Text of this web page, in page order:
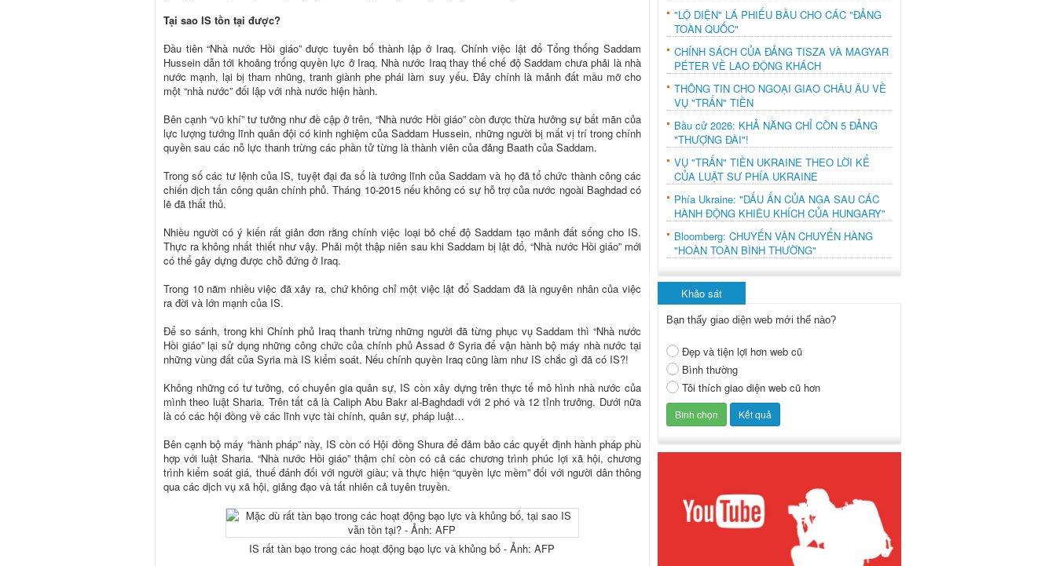
Tại sao IS tồn tại được?
Đầu tiên “Nhà nước Hồi giáo” được tuyên bố thành lập ở Iraq. Chính việc lật đổ Tổng thống Saddam
Hussein dẫn tới khoảng trống quyền lực ở Iraq. Nhà nước Iraq thay thế chế độ Saddam chưa phải là nhà
nước mạnh, lại bị tham nhũng, tranh giành phe phái làm suy yếu. Đây chính là mảnh đất mầu mỡ cho
một “nhà nước” đối lập với nhà nước hiện hành.
Bên cạnh “vũ khí” tư tưởng như đề cập ở trên, “Nhà nước Hồi giáo” còn được thừa hưởng sự bất mãn của
lực lượng tướng lĩnh quân đội có kinh nghiệm của Saddam Hussein, những người bị mất vị trí trong chính
quyền sau các nỗ lực thanh trừng các phần tử từng là thành viên của đảng Baath của Saddam.
Trong số các tư lệnh của IS, tuyệt đại đa số là tướng lĩnh của Saddam và họ đã tổ chức thành công các
chiến dịch tấn công quân chính phủ. Tháng 10-2015 nếu không có sự hỗ trợ của nước ngoài Baghdad có
lẽ đã thất thủ.
Nhiều người có ý kiến rất giản đơn rằng chính việc loại bỏ chế độ Saddam tạo mảnh đất sống cho IS.
Thực ra không nhất thiết như vậy. Phải một thập niên sau khi Saddam bị lật đổ, “Nhà nước Hồi giáo” mới
có thể gây dựng được chỗ đứng ở Iraq.
Trong 10 năm nhiều việc đã xảy ra, chứ không chỉ một việc lật đổ Saddam đã là nguyên nhân của việc
ra đời và lớn mạnh của IS.
Để so sánh, trong khi Chính phủ Iraq thanh trừng những người đã từng phục vụ Saddam thì “Nhà nước
Hồi giáo” lại sử dụng những công chức của chính phủ Assad ở Syria để vận hành bộ máy nhà nước tại
những vùng đất của Syria mà IS kiểm soát. Nếu chính quyền Iraq cũng làm như IS chắc gì đã có IS?!
Không những có tư tưởng, có chuyên gia quân sự, IS còn xây dựng trên thực tế mô hình nhà nước của
mình theo luật Sharia. Trên tất cả là CaliphAbu Bakr al-Baghdadi với 2 phó và 12 tỉnh trưởng. Dưới nữa
là có các hội đồng về các lĩnh vực tài chính, quân sự, pháp luật…
Bên cạnh bộ máy “hành pháp” này, IS còn có Hội đồng Shura để đảm bảo các quyết định hành pháp phù
hợp với luật Sharia. “Nhà nước Hồi giáo” thậm chí còn có cả các chương trình phúc lợi xã hội, chương
trình kiểm soát giá, thuế đánh đối với người giàu; và thực hiện “quyền lực mềm” đối với người dân thông
qua các dịch vụ xã hội, giảng đạo và tất nhiên cả tuyên truyền.
IS rất tàn bạo trong các hoạt động bạo lực và khủng bố - Ảnh: AFP
"LỘ DIỆN" LÁ PHIẾU BẦU CHO CÁC "ĐẢNG
TOÀN QUỐC"
CHÍNH SÁCH CỦA ĐẢNG TISZA VÀ MAGYAR
PÉTER VỀ LAO ĐỘNG KHÁCH
THÔNG TIN CHO NGOẠI GIAO CHÂU ÂU VỀ
VỤ "TRẤN" TIỀN
Bầu cử 2026: KHẢ NĂNG CHỈ CÒN 5 ĐẢNG
"THƯỢNG ĐÀI"!
VỤ "TRẤN" TIỀN UKRAINE THEO LỜI KỂ
CỦA LUẬT SƯ PHÍA UKRAINE
Phía Ukraine: "DẤU ẤN CỦA NGA SAU CÁC
HÀNH ĐỘNG KHIÊU KHÍCH CỦA HUNGARY"
Bloomberg: CHUYẾN VẬN CHUYỂN HÀNG
"HOÀN TOÀN BÌNH THƯỜNG"
Khảo sát
Bạn thấy giao diện web mới thế nào?
Đẹp và tiện lợi hơn web cũ
Bình thường
Tôi thích giao diện web cũ hơn